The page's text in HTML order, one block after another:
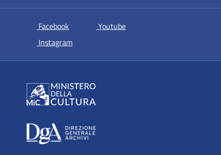
Facebook si apre in una nuova scheda
Youtubesi apre in una nuova scheda
Instagramsi apre in una nuova scheda